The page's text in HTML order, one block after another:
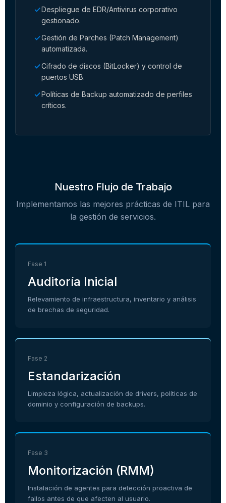
Despliegue de EDR/Antivirus corporativo
gestionado.
Gestión de Parches (Patch Management)
automatizada.
Cifrado de discos (BitLocker) y control de
puertos USB.
Políticas de Backup automatizado de perfiles
críticos.
Nuestro Flujo de Trabajo
Implementamos las mejores prácticas de ITIL para
la gestión de servicios.
Fase 1
Auditoría Inicial
Relevamiento de infraestructura, inventario y análisis
de brechas de seguridad.
Fase 2
Estandarización
Limpieza lógica, actualización de drivers, políticas de
dominio y configuración de backups.
Fase 3
Monitorización (RMM)
Instalación de agentes para detección proactiva de
fallos antes de que afecten al usuario.